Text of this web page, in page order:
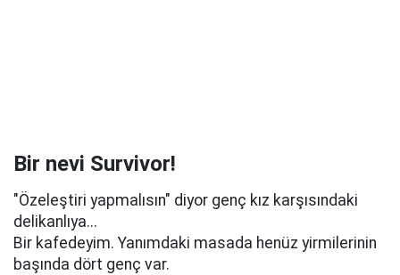
Bir nevi Survivor!
"Özeleştiri yapmalısın" diyor genç kız karşısındaki
delikanlıya...
Bir kafedeyim. Yanımdaki masada henüz yirmilerinin
başında dört genç var.